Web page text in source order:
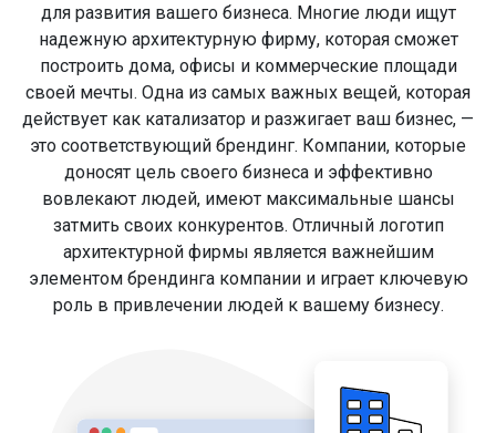
для развития вашего бизнеса. Многие люди ищут
надежную архитектурную фирму, которая сможет
построить дома, офисы и коммерческие площади
своей мечты. Одна из самых важных вещей, которая
действует как катализатор и разжигает ваш бизнес, —
это соответствующий брендинг. Компании, которые
доносят цель своего бизнеса и эффективно
вовлекают людей, имеют максимальные шансы
затмить своих конкурентов. Отличный логотип
архитектурной фирмы является важнейшим
элементом брендинга компании и играет ключевую
роль в привлечении людей к вашему бизнесу.